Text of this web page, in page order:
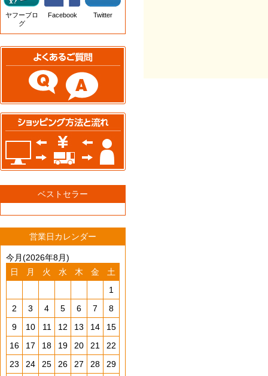
ヤフーブロ
グ
Facebook Twitter
ベストセラー
営業日カレンダー
今月(2026年8月)
日
月 火 水 木 金
土
1
2
3 4 5 6 7
8
9
10 11 12 13 14
15
16
17 18 19 20 21
22
23
24 25 26 27 28
29